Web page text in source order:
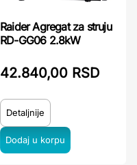
Raider Agregat za struju
RD-GG06 2.8kW
42.840,00 RSD
Detaljnije